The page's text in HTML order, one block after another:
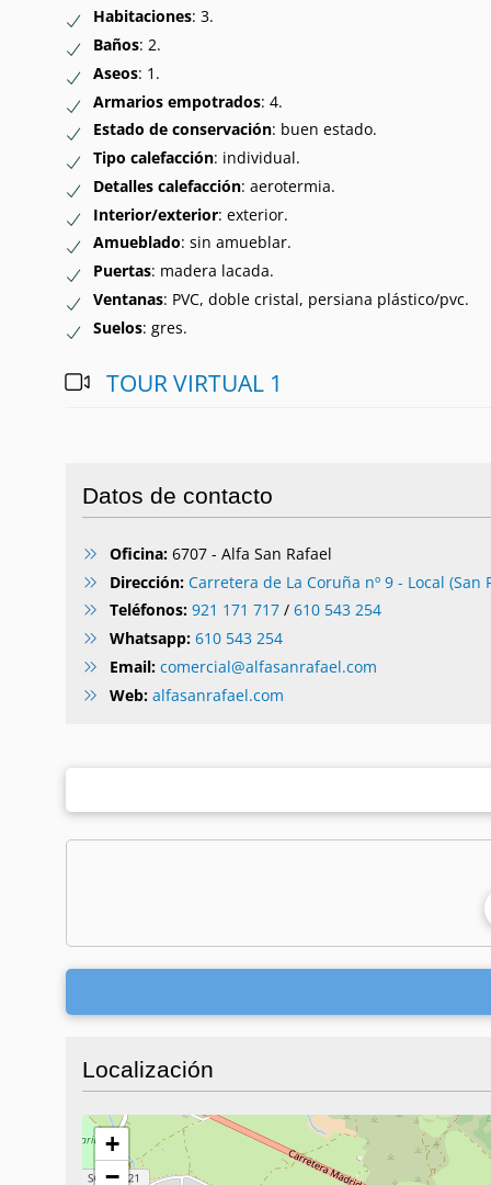
Habitaciones: 3.
Baños: 2.
Aseos: 1.
Armarios empotrados: 4.
Estado de conservación: buen estado.
Tipo calefacción: individual.
Detalles calefacción: aerotermia.
Interior/exterior: exterior.
Amueblado: sin amueblar.
Puertas: madera lacada.
Ventanas: PVC, doble cristal, persiana plástico/pvc.
Suelos: gres.
TOUR VIRTUAL 1
Datos de contacto
Oficina:6707 - Alfa San Rafael
Dirección: Carretera de La Coruña nº 9 - Local (San
Teléfonos: 921 171 717/ 610 543 254
Whatsapp: 610 543 254
Email: comercial@alfasanrafael.com
Web: alfasanrafael.com
Localización
+
−